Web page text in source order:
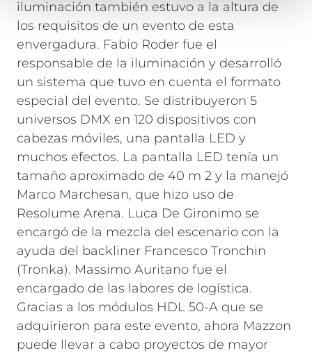
iluminación también estuvo a la altura de
los requisitos de un evento de esta
envergadura. Fabio Roder fue el
responsable de la iluminación y desarrolló
un sistema que tuvo en cuenta el formato
especial del evento. Se distribuyeron 5
universos DMX en 120 dispositivos con
cabezas móviles, una pantalla LED y
muchos efectos. La pantalla LED tenía un
tamaño aproximado de 40 m 2 y la manejó
Marco Marchesan, que hizo uso de
Resolume Arena. Luca De Gironimo se
encargó de la mezcla del escenario con la
ayuda del backliner Francesco Tronchin
(Tronka). Massimo Auritano fue el
encargado de las labores de logística.
Gracias a los módulos HDL 50-A que se
adquirieron para este evento, ahora Mazzon
puede llevar a cabo proyectos de mayor